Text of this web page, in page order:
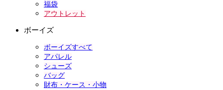
福袋
アウトレット
ボーイズ
ボーイズすべて
アパレル
シューズ
バッグ
財布・ケース・小物